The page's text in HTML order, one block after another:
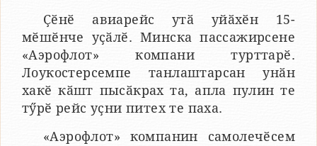
Ҫӗнӗ авиарейс утӑ уйӑхӗн 15-
мӗшӗнче уҫӑлӗ. Минска пассажирсене
«Аэрофлот» компани турттарӗ.
Лоукостерсемпе танлаштарсан унӑн
хакӗ кӑшт пысӑкрах та, апла пулин те
тӳрӗ рейс уҫни питех те паха.
«Аэрофлот» компанин самолечӗсем